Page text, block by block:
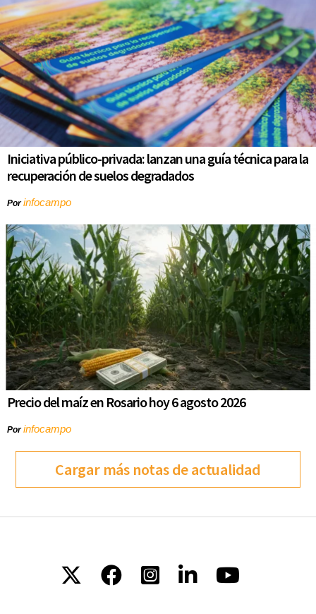
Iniciativa público-privada: lanzan una guía técnica para la
recuperación de suelos degradados
Porinfocampo
Precio del maíz en Rosario hoy 6 agosto 2026
Porinfocampo
Cargar más notas de actualidad